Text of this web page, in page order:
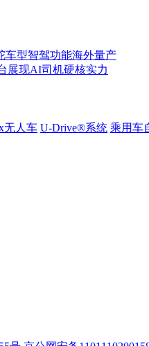
车型智驾功能海外量产
展现AI司机硬核实力
无人车 U-Drive®系统 乘用车